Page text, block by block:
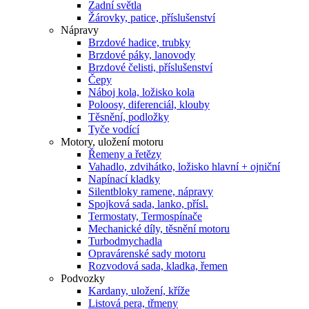
Zadní světla
Žárovky, patice, příslušenství
Nápravy
Brzdové hadice, trubky
Brzdové páky, lanovody
Brzdové čelisti, příslušenství
Čepy
Náboj kola, ložisko kola
Poloosy, diferenciál, klouby
Těsnění, podložky
Tyče vodící
Motory, uložení motoru
Řemeny a řetězy
Vahadlo, zdvihátko, ložisko hlavní + ojniční
Napínací kladky
Silentbloky ramene, nápravy
Spojková sada, lanko, přísl.
Termostaty, Termospínače
Mechanické díly, těsnění motoru
Turbodmychadla
Opravárenské sady motoru
Rozvodová sada, kladka, řemen
Podvozky
Kardany, uložení, kříže
Listová pera, třmeny